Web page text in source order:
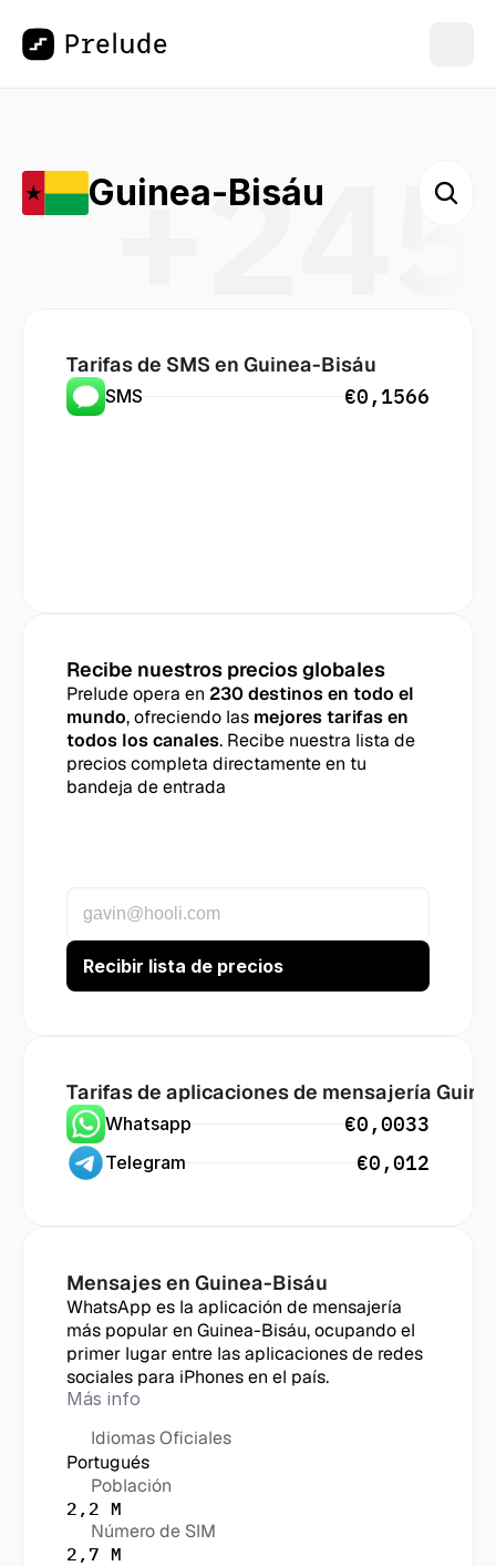
+245
Guinea-Bisáu
Tarifas de SMS en Guinea-Bisáu
SMS €0,1566
Recibe nuestros precios globales
Prelude opera en 230 destinos en todo el
mundo, ofreciendo las mejores tarifas en
todos los canales. Recibe nuestra lista de
precios completa directamente en tu
bandeja de entrada
Tarifas de aplicaciones de mensajería
Whatsapp €0,0033
Telegram €0,012
Mensajes en Guinea-Bisáu
WhatsApp es la aplicación de mensajería
más popular en Guinea-Bisáu, ocupando el
primer lugar entre las aplicaciones de redes
sociales para iPhones en el país.
Más info
Idiomas Oficiales
Portugués
Población
2,2 M
Número de SIM
2,7 M